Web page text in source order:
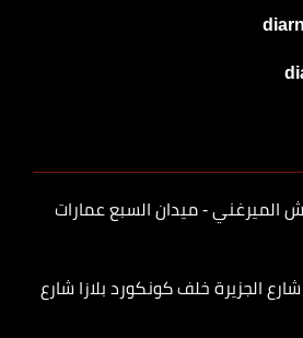
مصر الجديدة ١٢٩ ش الميرغني - ميدان السبع عمارات
التجمع الخامس ١٠ شارع الجزيرة خلف كونكورد بلازا شارع